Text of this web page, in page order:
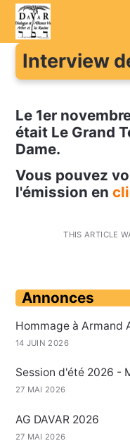
Interview
Le 1er
était Le Grand
Dame.
Vous pouvez
l'émission en
THIS ARTICLE
Annonces
Hommage à Armand
14 JUIN 2026
Session d'été 2026 -
27 MAI 2026
AG DAVAR 2026
27 MAI 2026